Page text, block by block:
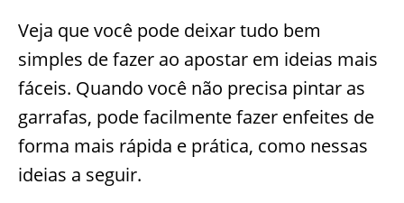
Veja que você pode deixar tudo bem
simples de fazer ao apostar em ideias mais
fáceis. Quando você não precisa pintar as
garrafas, pode facilmente fazer enfeites de
forma mais rápida e prática, como nessas
ideias a seguir.